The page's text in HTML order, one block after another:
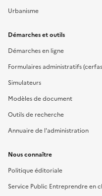
Urbanisme
Démarches et outils
Démarches en ligne
Formulaires administratifs
Simulateurs
Modèles de document
Outils de recherche
Annuaire de l'administration
Nous connaître
Politique éditoriale
Service Public Entreprendre en